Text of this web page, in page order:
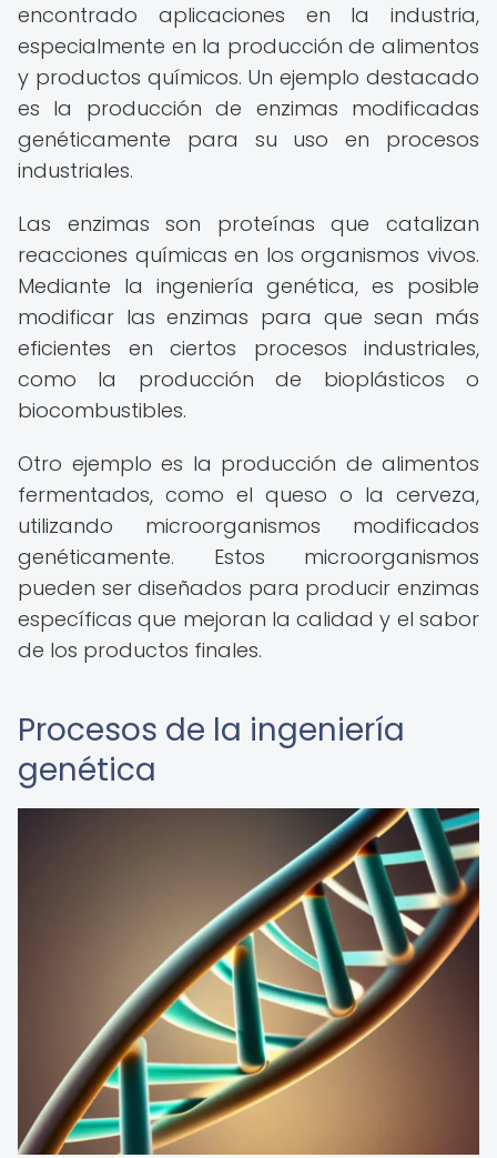
encontrado aplicaciones en la industria,
especialmente en la producción de alimentos
y productos químicos. Un ejemplo destacado
es la producción de enzimas modificadas
genéticamente para su uso en procesos
industriales.
Las enzimas son proteínas que catalizan
reacciones químicas en los organismos vivos.
Mediante la ingeniería genética, es posible
modificar las enzimas para que sean más
eficientes en ciertos procesos industriales,
como la producción de bioplásticos o
biocombustibles.
Otro ejemplo es la producción de alimentos
fermentados, como el queso o la cerveza,
utilizando microorganismos modificados
genéticamente. Estos microorganismos
pueden ser diseñados para producir enzimas
específicas que mejoran la calidad y el sabor
de los productos finales.
Procesos de la ingeniería
genética